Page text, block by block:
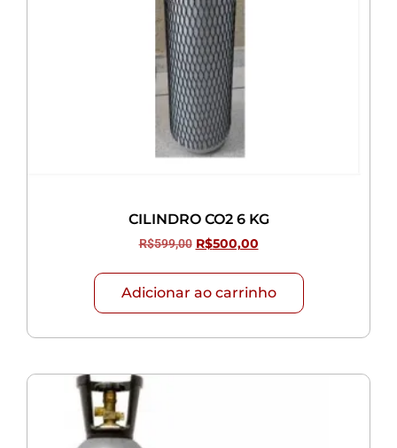
CILINDRO CO2 6 KG
R$599,00 R$500,00
Adicionar ao carrinho